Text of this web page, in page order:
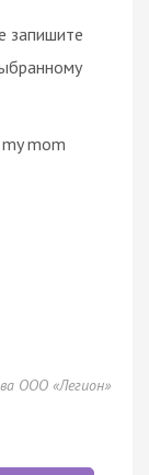
запишите
mom
ООО «Легион»